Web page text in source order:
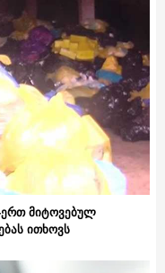
ერთ მიტოვებულ
ითხოვს